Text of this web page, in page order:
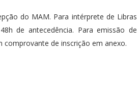
do MAM. Para intérprete de Libras
de antecedência. Para emissão de
comprovante de inscrição em anexo.